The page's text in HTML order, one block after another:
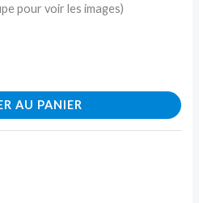
pour voir les images)
AU PANIER